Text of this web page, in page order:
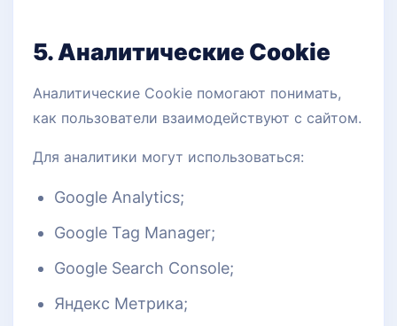
5. Аналитические Cookie
Аналитические Cookie помогают понимать,
как пользователи взаимодействуют с сайтом.
Для аналитики могут использоваться:
Google Analytics;
Google Tag Manager;
Google Search Console;
Яндекс Метрика;